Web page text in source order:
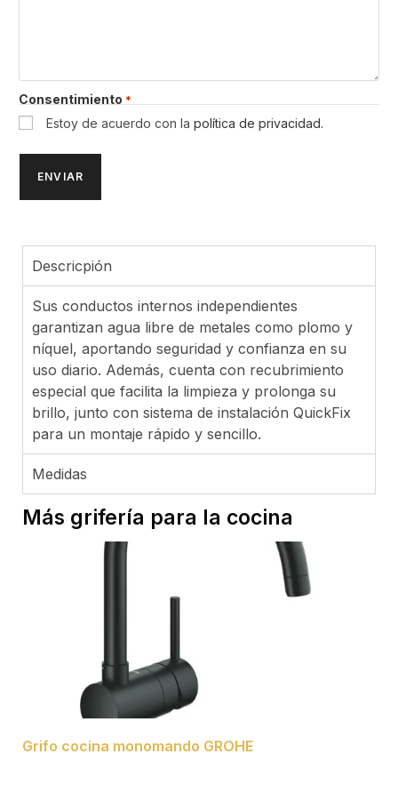
Consentimiento *
Estoy de acuerdo con la política de privacidad.
Descricpión
Sus conductos internos independientes
garantizan agua libre de metales como plomo y
níquel, aportando seguridad y confianza en su
uso diario. Además, cuenta con recubrimiento
especial que facilita la limpieza y prolonga su
brillo, junto con sistema de instalación QuickFix
para un montaje rápido y sencillo.
Medidas
Más grifería para la cocina
Grifo cocina monomando GROHE